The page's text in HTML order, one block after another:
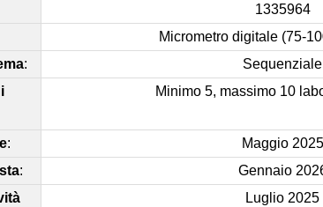
1335964
Micrometro digitale (75-
:
Sequenziale
Minimo 5, massimo 10
:
Maggio 2025
:
Gennaio
Luglio 2025